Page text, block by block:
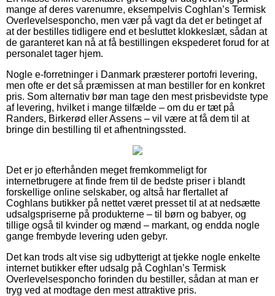
mange af deres varenumre, eksempelvis Coghlan’s Termisk
Overlevelsesponcho, men vær på vagt da det er betinget af
at der bestilles tidligere end et besluttet klokkeslæt, sådan at
de garanteret kan nå at få bestillingen ekspederet forud for at
personalet tager hjem.
Nogle e-forretninger i Danmark præsterer portofri levering,
men ofte er det så præmissen at man bestiller for en konkret
pris. Som alternativ bør man tage den mest prisbevidste type
af levering, hvilket i mange tilfælde – om du er tæt på
Randers, Birkerød eller Assens – vil være at få dem til at
bringe din bestilling til et afhentningssted.
Det er jo efterhånden meget fremkommeligt for
internetbrugere at finde frem til de bedste priser i blandt
forskellige online selskaber, og altså har flertallet af
Coghlans butikker på nettet været presset til at at nedsætte
udsalgspriserne på produkterne – til børn og babyer, og
tillige også til kvinder og mænd – markant, og endda nogle
gange frembyde levering uden gebyr.
Det kan trods alt vise sig udbytterigt at tjekke nogle enkelte
internet butikker efter udsalg på Coghlan’s Termisk
Overlevelsesponcho forinden du bestiller, sådan at man er
tryg ved at modtage den mest attraktive pris.